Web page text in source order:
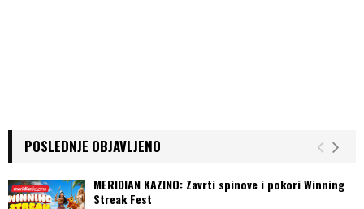
POSLEDNJE OBJAVLJENO
MERIDIAN KAZINO: Zavrti spinove i pokori Winning
Streak Fest